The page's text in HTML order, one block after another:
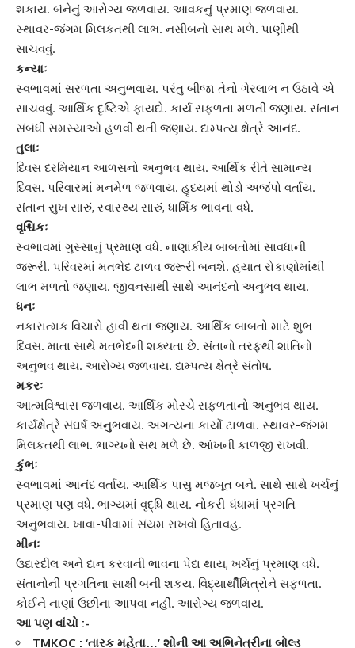
શકાય. બંનેનું આરોગ્ય જળવાય. આવકનું પ્રમાણ જળવાય.
સ્થાવર-જંગમ મિલકતથી લાભ. નસીબનો સાથ મળે. પાણીથી
સાચવવું.
કન્યાઃ
સ્વભાવમાં સરળતા અનુભવાય. પરંતુ બીજા તેનો ગેરલાભ ન ઉઠાવે એ
સાચવવું. આર્થિક દૃષ્ટિએ ફાયદો. કાર્ય સફળતા મળતી જણાય. સંતાન
સંબંધી સમસ્યાઓ હળવી થતી જણાય. દામ્પત્ય ક્ષેત્રે આનંદ.
તુલાઃ
દિવસ દરમિયાન આળસનો અનુભવ થાય. આર્થિક રીતે સામાન્ય
દિવસ. પરિવારમાં મનમેળ જળવાય. હૃદયમાં થોડો અજંપો વર્તાય.
સંતાન સુખ સારું, સ્વાસ્થ્ય સારું, ધાર્મિક ભાવના વધે.
વૃશ્ચિકઃ
સ્વભાવમાં ગુસ્સાનું પ્રમાણ વધે. નાણાંકીય બાબતોમાં સાવધાની
જરૂરી. પરિવરમાં મતભેદ ટાળવ જરૂરી બનશે. હયાત રોકાણોમાંથી
લાભ મળતો જણાય. જીવનસાથી સાથે આનંદનો અનુભવ થાય.
ધનઃ
નકારાત્મક વિચારો હાવી થતા જણાય. આર્થિક બાબતો માટે શુભ
દિવસ. માતા સાથે મતભેદની શક્યતા છે. સંતાનો તરફથી શાંતિનો
અનુભવ થાય. આરોગ્ય જળવાય. દામ્પત્ય ક્ષેત્રે સંતોષ.
મકરઃ
આત્મવિશ્વાસ જળવાય. આર્થિક મોરચે સફળતાનો અનુભવ થાય.
કાર્યક્ષેત્રે સંઘર્ષ અનુુભવાય. અગત્યના કાર્યો ટાળવા. સ્થાવર-જંગમ
મિલકતથી લાભ. ભાગ્યનો સથ મળે છે. આંખની કાળજી રાખવી.
કુંભઃ
સ્વભાવમાં આનંદ વર્તાય. આર્થિક પાસુ મજબૂત બને. સાથે સાથે ખર્ચનું
પ્રમાણ પણ વધે. ભાગ્યમાં વૃદ્ધિ થાય. નોકરી-ધંધામાં પ્રગતિ
અનુભવાય. ખાવા-પીવામાં સંયમ રાખવો હિતાવહ.
મીનઃ
ઉદારદીલ અને દાન કરવાની ભાવના પેદા થાય, ખર્ચનું પ્રમાણ વધે.
સંતાનોની પ્રગતિના સાક્ષી બની શકય. વિદ્યાર્થીમિત્રોને સફળતા.
કોઈને નાણાં ઉછીના આપવા નહીં. આરોગ્ય જળવાય.
આ પણ વાંચો :-
TMKOC : ‘તારક મહેતા…’ શોની આ અભિનેત્રીના બોલ્ડ